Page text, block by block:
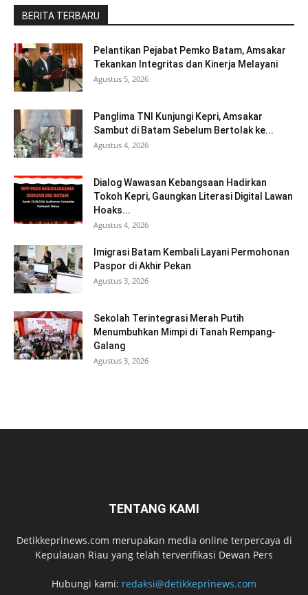
BERITA TERBARU
Pelantikan Pejabat Pemko Batam, Amsakar
Tekankan Integritas dan Kinerja Melayani
Agustus 5, 2026
Panglima TNI Kunjungi Kepri, Amsakar
Sambut di Batam Sebelum Bertolak ke...
Agustus 4, 2026
Dialog Wawasan Kebangsaan Hadirkan
Tokoh Kepri, Gaungkan Literasi Digital Lawan
Hoaks...
Agustus 4, 2026
Imigrasi Batam Kembali Layani Permohonan
Paspor di Akhir Pekan
Agustus 3, 2026
Sekolah Terintegrasi Merah Putih
Menumbuhkan Mimpi di Tanah Rempang-
Galang
Agustus 3, 2026
TENTANG KAMI
Detikkeprinews.com merupakan media online terpercaya di
Kepulauan Riau yang telah terverifikasi Dewan Pers
Hubungi kami: redaksi@detikkeprinews.com